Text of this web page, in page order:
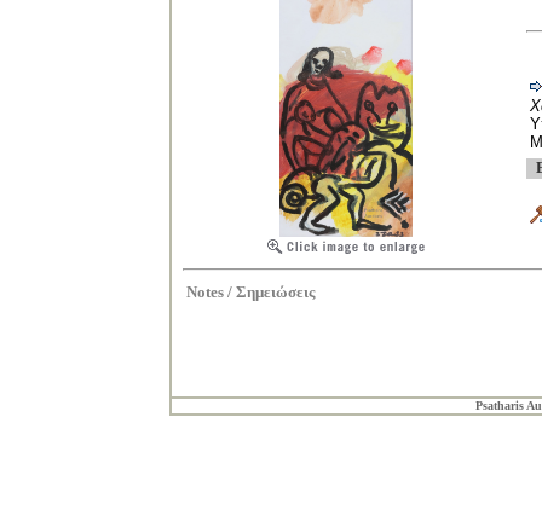
Notes / Σημειώσεις
Psatharis